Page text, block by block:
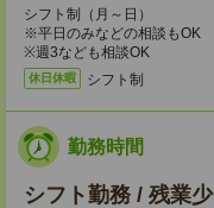
シフト制（月～日）
※平日のみなどの相談もOK
※週3なども相談OK
休日休暇 シフト制
勤務時間
シフト勤務 / 残業少